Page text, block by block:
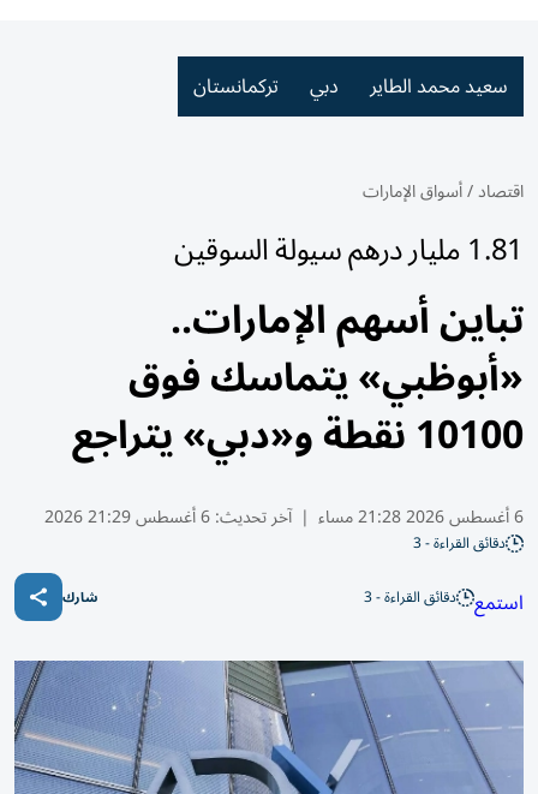
سعيد محمد الطاير دبي تركمانستان
اقتصاد/أسواق الإمارات
1.81 مليار درهم سيولة السوقين
تباين أسهم الإمارات..
«أبوظبي» يتماسك فوق
10100 نقطة و«دبي» يتراجع
6 أغسطس 2026 21:28 مساء | آخر تحديث:6 أغسطس 21:29 2026
دقائق القراءة - 3
استمع دقائق القراءة - 3 شارك